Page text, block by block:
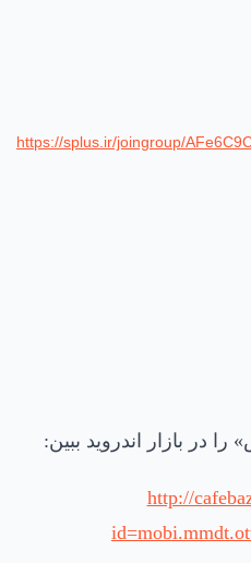
https://splus.ir/joingroup/
در بازار اندروید ببین:
http://